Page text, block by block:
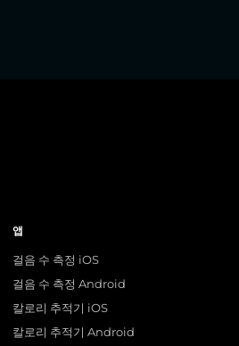
앱
걸음 수 측정 iOS
걸음 수 측정 Android
칼로리 추적기 iOS
칼로리 추적기 Android